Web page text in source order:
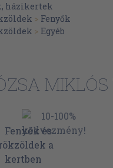
31
36
házikertek
> Fenyők
> Egyéb